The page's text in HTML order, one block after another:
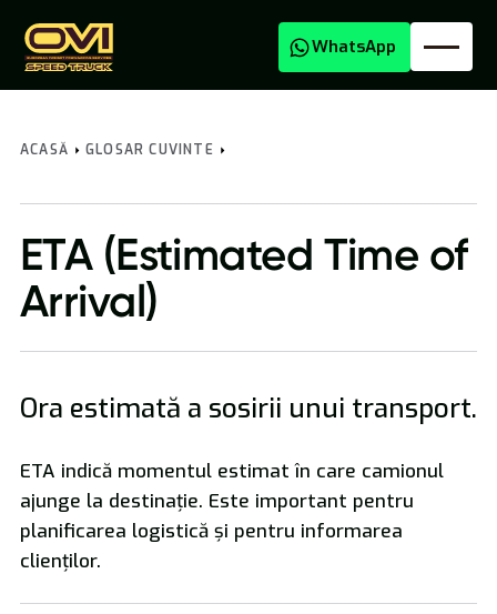
Transport Agabaritic
WhatsApp
ACASĂ GLOSAR CUVINTE
ETA (Estimated Time of
Arrival)
Ora estimată a sosirii unui transport.
ETA indică momentul estimat în care camionul
ajunge la destinație. Este important pentru
planificarea logistică și pentru informarea
clienților.